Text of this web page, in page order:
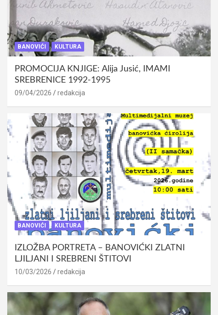
BANOVIĆI KULTURA
PROMOCIJA KNJIGE: Alija Jusić, IMAMI
SREBRENICE 1992-1995
09/04/2026 redakcija
BANOVIĆI KULTURA
IZLOŽBA PORTRETA – BANOVIĆKI ZLATNI
LJILJANI I SREBRENI ŠTITOVI
10/03/2026 redakcija